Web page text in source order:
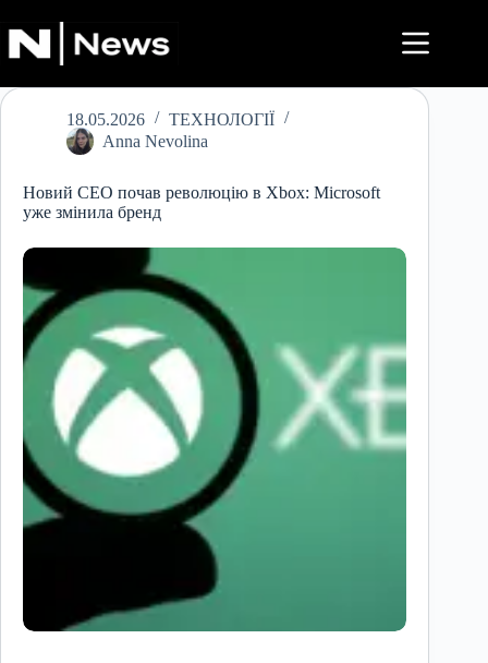
до
вмісту
18.05.2026
ТЕХНОЛОГІЇ
Anna Nevolina
Новий CEO почав революцію в Xbox: Microsoft
уже змінила бренд